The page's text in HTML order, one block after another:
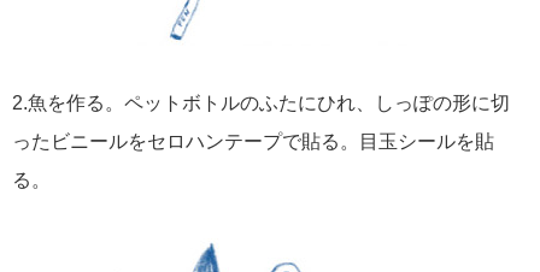
2.魚を作る。ペットボトルのふたにひれ、しっぽの形に切
ったビニールをセロハンテープで貼る。目玉シールを貼
る。